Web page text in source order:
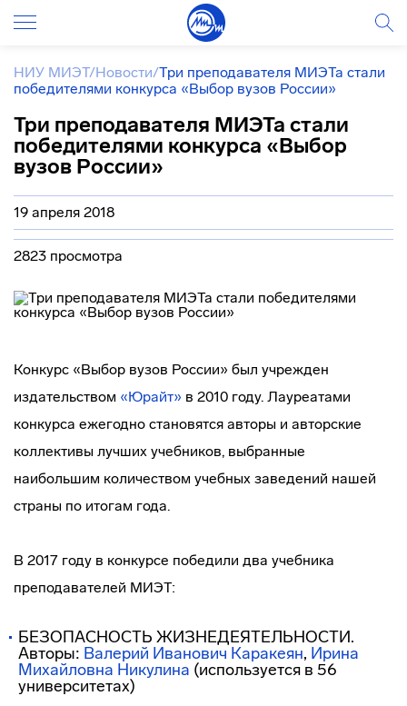
НИУ МИЭТ/Новости/Три преподавателя МИЭТа стали
победителями конкурса «Выбор вузов России»
Три преподавателя МИЭТа стали
победителями конкурса «Выбор
вузов России»
19 апреля 2018
2823 просмотра
Конкурс «Выбор вузов России» был учрежден
издательством «Юрайт» в 2010 году. Лауреатами
конкурса ежегодно становятся авторы и авторские
коллективы лучших учебников, выбранные
наибольшим количеством учебных заведений нашей
страны по итогам года.
В 2017 году в конкурсе победили два учебника
преподавателей МИЭТ:
БЕЗОПАСНОСТЬ ЖИЗНЕДЕЯТЕЛЬНОСТИ.
Авторы: Валерий Иванович Каракеян, Ирина
Михайловна Никулина (используется в 56
университетах)